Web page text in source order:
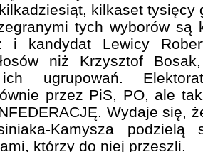
kilkaset tysięcy
tych wyborów są
i kandydat Lewicy
niż Krzysztof
ich ugrupowań.
przez PiS, PO, ale
Wydaje się,
Kamysza
którzy do niej przeszli.